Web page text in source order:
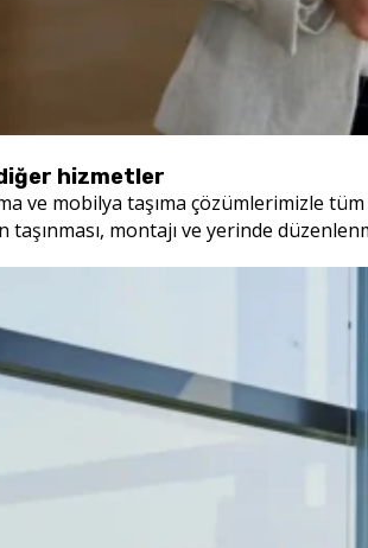
hizmetler
ve mobilya taşıma çözümlerimizle
taşınması, montajı ve yerinde